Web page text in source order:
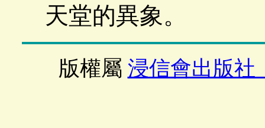
天堂的異象。
版權屬 浸信會出版社